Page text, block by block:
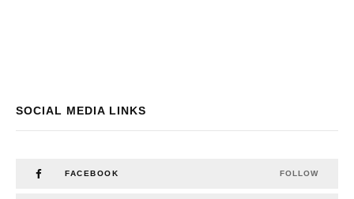
SOCIAL MEDIA LINKS
FACEBOOK FOLLOW